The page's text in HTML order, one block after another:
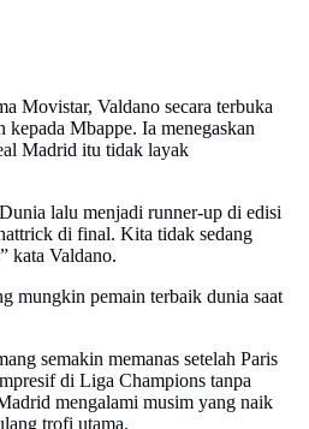
Movistar, Valdano secara terbuka
Mbappe. Ia menegaskan
Madrid itu tidak layak
lalu menjadi runner-up di edisi
di final. Kita tidak sedang
kata Valdano.
mungkin pemain terbaik dunia saat
semakin memanas setelah Paris
di Liga Champions tanpa
mengalami musim yang naik
trofi utama.